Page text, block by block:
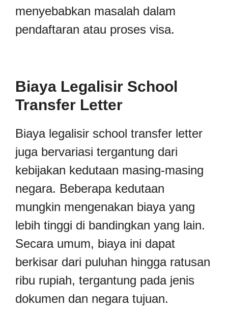
menyebabkan masalah dalam
pendaftaran atau proses visa.
Biaya Legalisir School
Transfer Letter
Biaya legalisir school transfer letter
juga bervariasi tergantung dari
kebijakan kedutaan masing-masing
negara. Beberapa kedutaan
mungkin mengenakan biaya yang
lebih tinggi di bandingkan yang lain.
Secara umum, biaya ini dapat
berkisar dari puluhan hingga ratusan
ribu rupiah, tergantung pada jenis
dokumen dan negara tujuan.